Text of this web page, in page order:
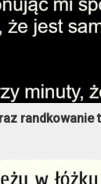
randkowanie